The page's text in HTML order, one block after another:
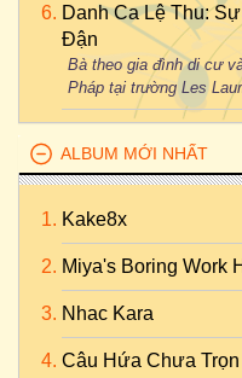
Danh Ca Lệ Thu:
Đận
Bà theo gia đình di cư
Pháp tại trường Les
ALBUM MỚI NHẤT
Kake8x
Miya's Boring Work
Nhac Kara
Câu Hứa Chưa Trọn